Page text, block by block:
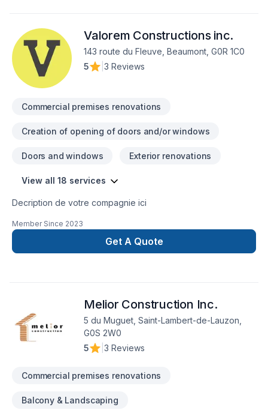
Valorem Constructions inc.
143 route du Fleuve, Beaumont, G0R 1C0
5
3 Reviews
Commercial premises renovations
Creation of opening of doors and/or windows
Doors and windows Exterior renovations
View all 18 services
Decription de votre compagnie ici
Member Since 2023
Get A Quote
Melior Construction Inc.
5 du Muguet, Saint-Lambert-de-Lauzon,
G0S 2W0
5
3 Reviews
Commercial premises renovations
Balcony & Landscaping